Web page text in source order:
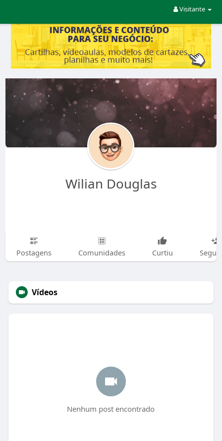
Visitante
Wilian Douglas
Postagens Comunidades Curtiu
Vídeos
Nenhum post encontrado